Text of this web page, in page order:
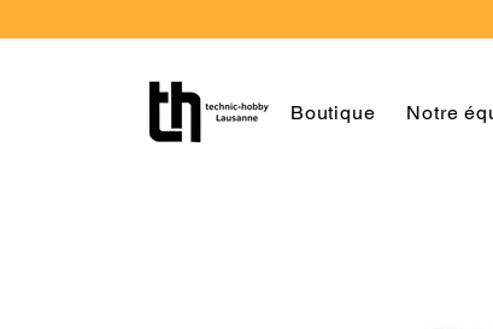
Boutique Notre